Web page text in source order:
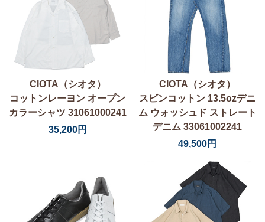
CIOTA（シオタ）
コットンレーヨン オープン
カラーシャツ 31061000241
35,200円
CIOTA（シオタ）
スビンコットン 13.5ozデニ
ム ウォッシュド ストレート
デニム 33061002241
49,500円